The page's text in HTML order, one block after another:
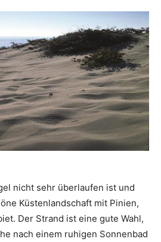
nicht sehr überlaufen ist und
Küstenlandschaft mit Pinien,
Der Strand ist eine gute Wahl,
nach einem ruhigen Sonnenbad